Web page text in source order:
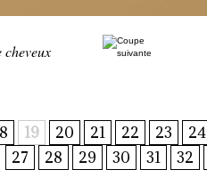
19 20 21 22 23 24
27
28 29 30 31 32